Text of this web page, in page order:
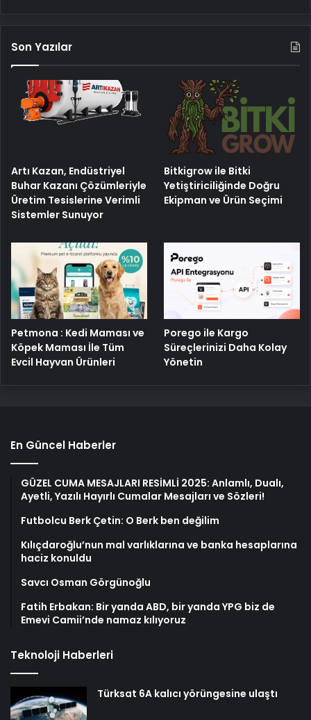
Son Yazılar
Artı Kazan, Endüstriyel
Buhar Kazanı Çözümleriyle
Üretim Tesislerine Verimli
Sistemler Sunuyor
Bitkigrow ile Bitki
Yetiştiriciliğinde Doğru
Ekipman ve Ürün Seçimi
Petmona : Kedi Maması ve
Köpek Maması İle Tüm
Evcil Hayvan Ürünleri
Porego ile Kargo
Süreçlerinizi Daha Kolay
Yönetin
En Güncel Haberler
GÜZEL CUMA MESAJLARI RESİMLİ 2025: Anlamlı, Dualı,
Ayetli, Yazılı Hayırlı Cumalar Mesajları ve Sözleri!
Futbolcu Berk Çetin: O Berk ben değilim
Kılıçdaroğlu’nun mal varlıklarına ve banka hesaplarına
haciz konuldu
Savcı Osman Görgünoğlu
Fatih Erbakan: Bir yanda ABD, bir yanda YPG biz de
Emevi Camii’nde namaz kılıyoruz
Teknoloji Haberleri
Türksat 6A kalıcı yörüngesine ulaştı